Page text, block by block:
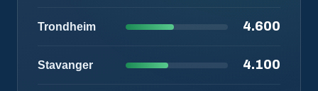
Trondheim 4.600
Stavanger 4.100